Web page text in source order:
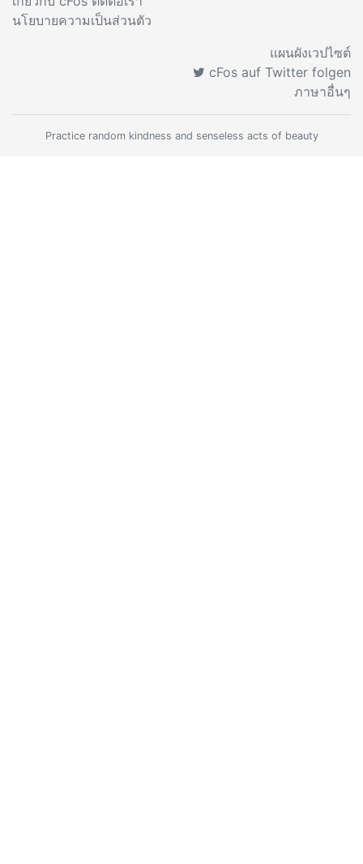
นโยบายความเป็นส่วนตัว
แผนผังเวปไซต์
cFos auf Twitter folgen
ภาษาอื่นๆ
Practice random kindness and senseless acts of beauty